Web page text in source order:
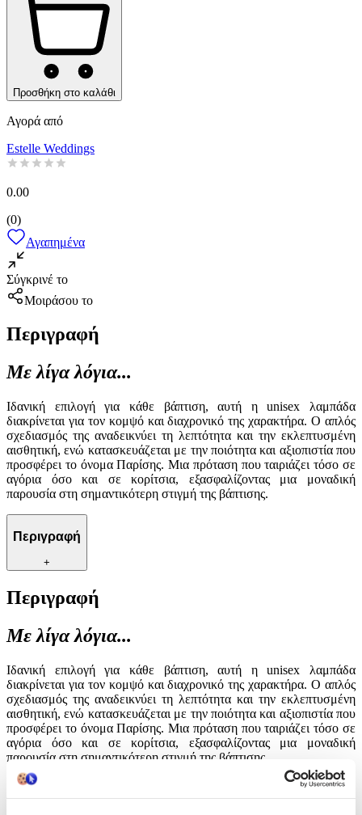
Προσθήκη στο καλάθι
Αγορά από
Estelle Weddings
0.00
(0)
Αγαπημένα
Σύγκρινέ το
Μοιράσου το
Περιγραφή
Με λίγα λόγια...
Ιδανική επιλογή για κάθε βάπτιση, αυτή η unisex λαμπάδα
διακρίνεται για τον κομψό και διαχρονικό της χαρακτήρα. Ο απλός
σχεδιασμός της αναδεικνύει τη λεπτότητα και την εκλεπτυσμένη
αισθητική, ενώ κατασκευάζεται με την ποιότητα και αξιοπιστία που
προσφέρει το όνομα Παρίσης. Μια πρόταση που ταιριάζει τόσο σε
αγόρια όσο και σε κορίτσια, εξασφαλίζοντας μια μοναδική
παρουσία στη σημαντικότερη στιγμή της βάπτισης.
Περιγραφή
+
Περιγραφή
Με λίγα λόγια...
Ιδανική επιλογή για κάθε βάπτιση, αυτή η unisex λαμπάδα
διακρίνεται για τον κομψό και διαχρονικό της χαρακτήρα. Ο απλός
σχεδιασμός της αναδεικνύει τη λεπτότητα και την εκλεπτυσμένη
αισθητική, ενώ κατασκευάζεται με την ποιότητα και αξιοπιστία που
προσφέρει το όνομα Παρίσης. Μια πρόταση που ταιριάζει τόσο σε
αγόρια όσο και σε κορίτσια, εξασφαλίζοντας μια μοναδική
παρουσία στη σημαντικότερη στιγμή της βάπτισης.
Χαρακτηριστικά